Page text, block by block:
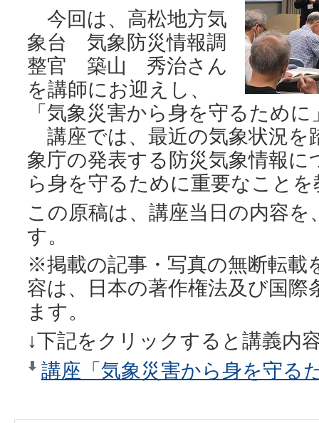
今回は、高松地方気
象台 気象防災情報調
整官 築山 秀治さん
を講師にお迎えし、
「気象災害から身を守るため
講座では、最近の気象状況を
象庁の発表する防災気象情報
ら身を守るために重要なこと
この原稿は、講座当日の内容
す。
※掲載の記事・写真の無断転載
容は、日本の著作権法及び国
ます。
↓下記をクリックすると講義内
講座「気象災害から身を守る